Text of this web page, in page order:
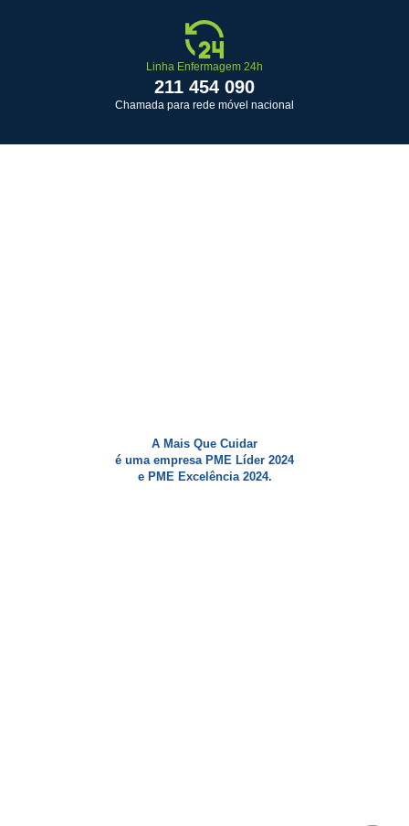
Linha Enfermagem 24h
211 454 090
Chamada para rede móvel nacional
A Mais Que Cuidar
é uma empresa PME Líder 2024
e PME Excelência 2024.